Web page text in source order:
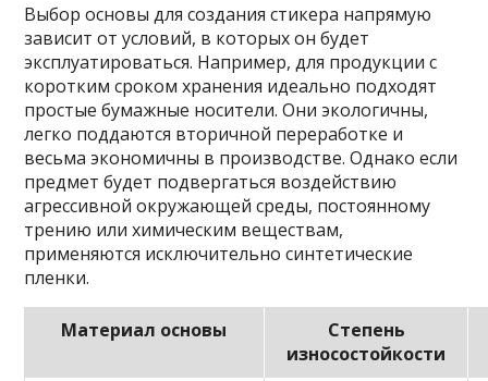
Выбор основы для создания стикера напрямую
зависит от условий, в которых он будет
эксплуатироваться. Например, для продукции с
коротким сроком хранения идеально подходят
простые бумажные носители. Они экологичны,
легко поддаются вторичной переработке и
весьма экономичны в производстве. Однако если
предмет будет подвергаться воздействию
агрессивной окружающей среды, постоянному
трению или химическим веществам,
применяются исключительно синтетические
пленки.
Материал основы
Степень
износостойкости